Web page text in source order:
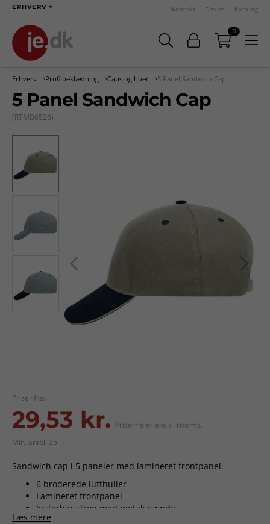
ERHVERV Kontakt Om os Katalog
0
Erhverv Profilbeklædning Caps og huer 5 Panel Sandwich Cap
5 Panel Sandwich Cap
(RTMB6526)
Priser fra:
29,53 kr. Priserne er ekskl. moms.
Min. antal: 25
Sandwich cap i 5 paneler med lamineret frontpanel.
6 broderede lufthuller
Lamineret frontpanel
Justerbar strop med metalspænde
Læs mere